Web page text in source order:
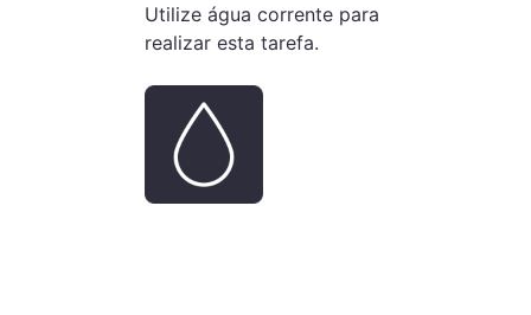
Utilize água corrente para
realizar esta tarefa.